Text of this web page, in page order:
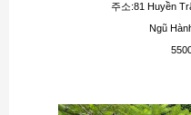
주소:81 Huyền
Ngũ